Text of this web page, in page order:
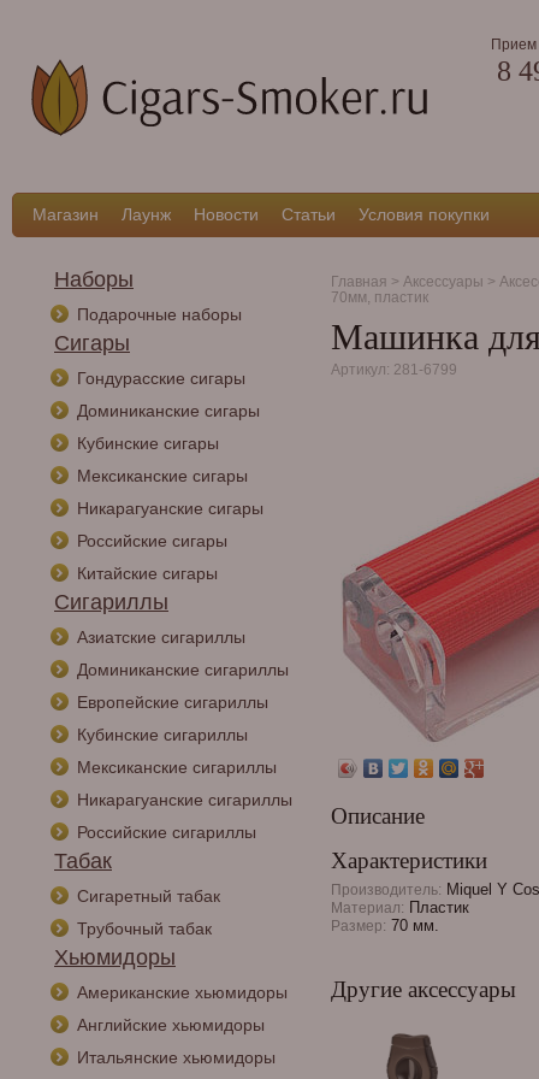
Прием
8
Магазин Лаунж Новости Статьи Условия покупки
Наборы
Подарочные наборы
Сигары
Гондурасские сигары
Доминиканские сигары
Кубинские сигары
Мексиканские сигары
Никарагуанские сигары
Российские сигары
Китайские сигары
Сигариллы
Азиатские сигариллы
Доминиканские сигариллы
Европейские сигариллы
Кубинские сигариллы
Мексиканские сигариллы
Никарагуанские сигариллы
Российские сигариллы
Табак
Сигаретный табак
Трубочный табак
Хьюмидоры
Американские хьюмидоры
Английские хьюмидоры
Итальянские хьюмидоры
Главная > Аксессуары >
70мм, пластик
Машинка
Артикул: 281-6799
Описание
Характеристики
Производитель: Miquel Y
Материал: Пластик
Размер: 70 мм.
Другие аксессуары